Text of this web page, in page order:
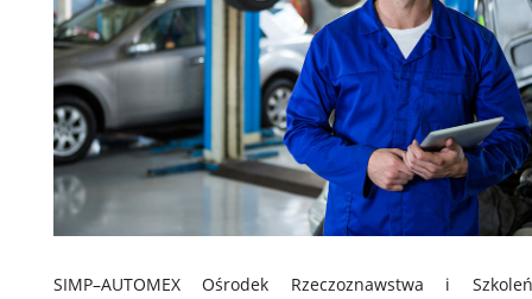
SIMP–AUTOMEX Ośrodek Rzeczoznawstwa i